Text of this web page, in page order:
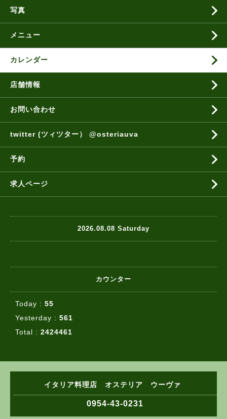
写真
メニュー
カレンダー
店舗情報
お問い合わせ
twitter (ツィツター） @osteriauva
予約
求人ページ
2026.08.08 Saturday
カウンター
Today : 55
Yesterday : 561
Total : 2424461
イタリア料理店 オステリア ウーヴァ
0954-43-0231